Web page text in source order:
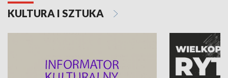
KULTURA I SZTUKA